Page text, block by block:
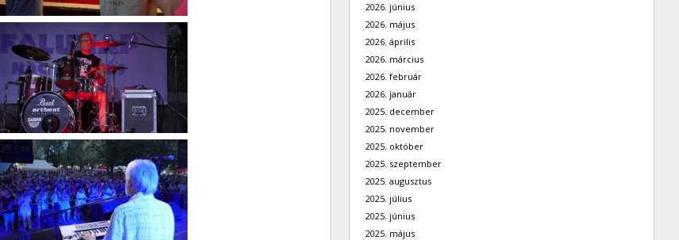
2026. június
2026. május
2026. április
2026. március
2026. február
2026. január
2025. december
2025. november
2025. október
2025. szeptember
2025. augusztus
2025. július
2025. június
2025. május